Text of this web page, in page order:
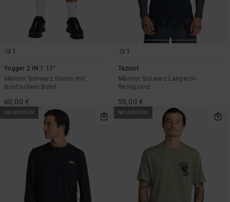
1
Yogger 2 IN 1 17"
Männer Schwarz Shorts mit
elastischem Bund
60,00 €
1
Tapout
Männer Schwarz Langarm-
Rashguard
55,00 €
NEUHEITEN NEUHEITEN